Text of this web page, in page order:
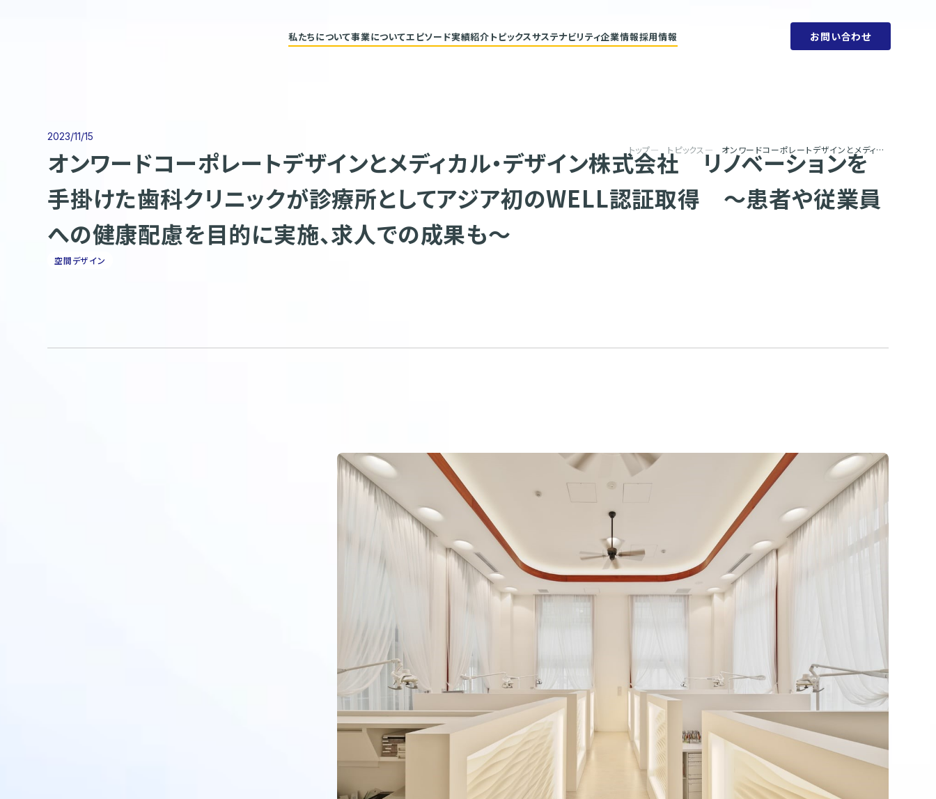
私たちについて事業についてエピソード実績紹介 トピックスサステナビリティ企業情報採用情報 お問い合わせ
トップ トピックス オンワードコーポレートデザインとメディカル・デザイン株式会社 リノベーションを手掛けた歯科クリニックが診療所としてアジア初のWELL認証取得 ～患者や従業員への健康配慮を目的に実施、求人での成果も～
2023/11/15
オンワードコーポレートデザインとメディカル・デザイン株式会社 リノベーションを
手掛けた歯科クリニックが診療所としてアジア初のWELL認証取得 ～患者や従業員
への健康配慮を目的に実施、求人での成果も～
空間デザイン